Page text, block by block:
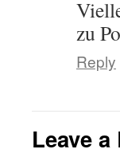
zu
Reply
Leave a